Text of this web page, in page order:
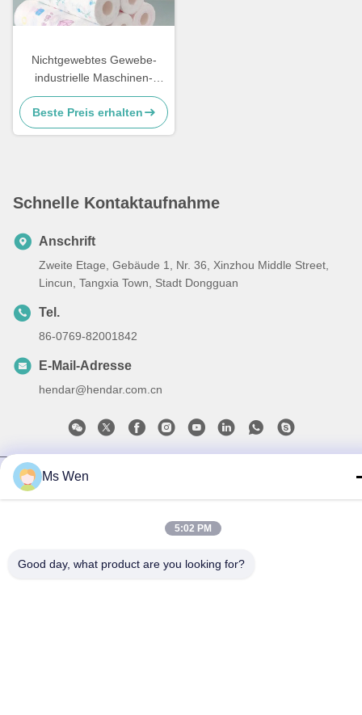
Nichtgewebtes Gewebe-
industrielle Maschinen-
Reinigungstücher Holzschliff
Spunlace Spunlace
Beste Preis erhalten
Schnelle Kontaktaufnahme
Anschrift
Zweite Etage, Gebäude 1, Nr. 36, Xinzhou Middle Street,
Lincun, Tangxia Town, Stadt Dongguan
Tel.
86-0769-82001842
E-Mail-Adresse
hendar@hendar.com.cn
Datenschutzrichtlinie
Stoff Lieferant. Urheberrecht © 2018-2026 Dong Guan Hendar
Ms Wen
5:02 PM
Good day, what product are you looking for?